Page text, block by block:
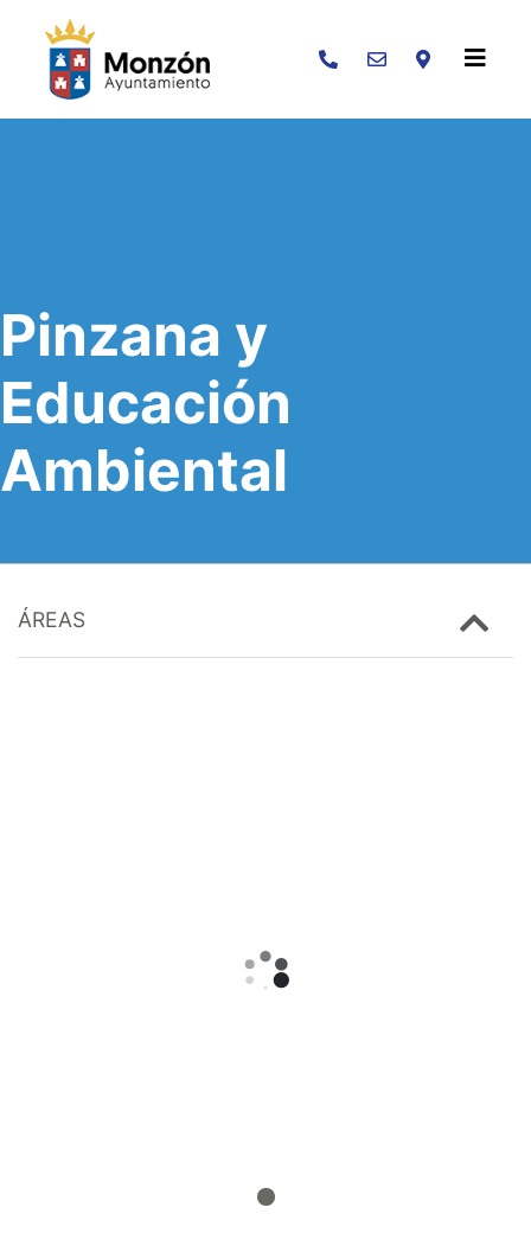
Buscar
Pinzana y
Educación
Ambiental
ÁREAS